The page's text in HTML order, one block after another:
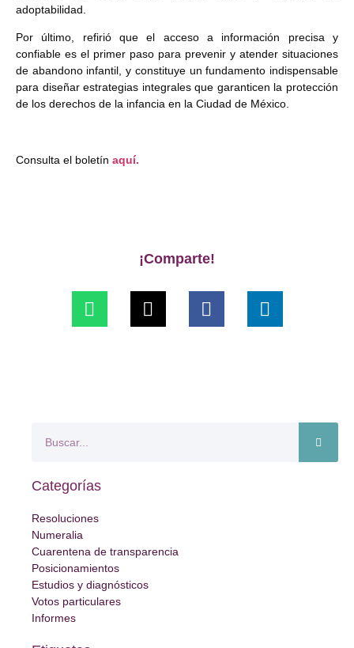
adoptabilidad.
Por último, refirió que el acceso a información precisa y
confiable es el primer paso para prevenir y atender situaciones
de abandono infantil, y constituye un fundamento indispensable
para diseñar estrategias integrales que garanticen la protección
de los derechos de la infancia en la Ciudad de México.
Consulta el boletín aquí.
¡Comparte!
Categorías
Resoluciones
Numeralia
Cuarentena de transparencia
Posicionamientos
Estudios y diagnósticos
Votos particulares
Informes